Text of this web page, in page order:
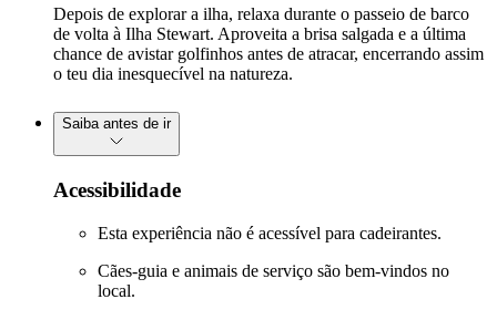
Depois de explorar a ilha, relaxa durante o passeio de barco
de volta à Ilha Stewart. Aproveita a brisa salgada e a última
chance de avistar golfinhos antes de atracar, encerrando assim
o teu dia inesquecível na natureza.
Saiba antes de ir
Acessibilidade
Esta experiência não é acessível para cadeirantes.
Cães-guia e animais de serviço são bem-vindos no
local.